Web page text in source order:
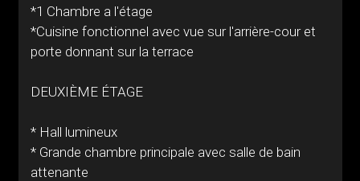
*1 Chambre a l'étage
*Cuisine fonctionnel avec vue sur l'arrière-cour et
porte donnant sur la terrace
DEUXIÈME ÉTAGE
* Hall lumineux
* Grande chambre principale avec salle de bain
attenante